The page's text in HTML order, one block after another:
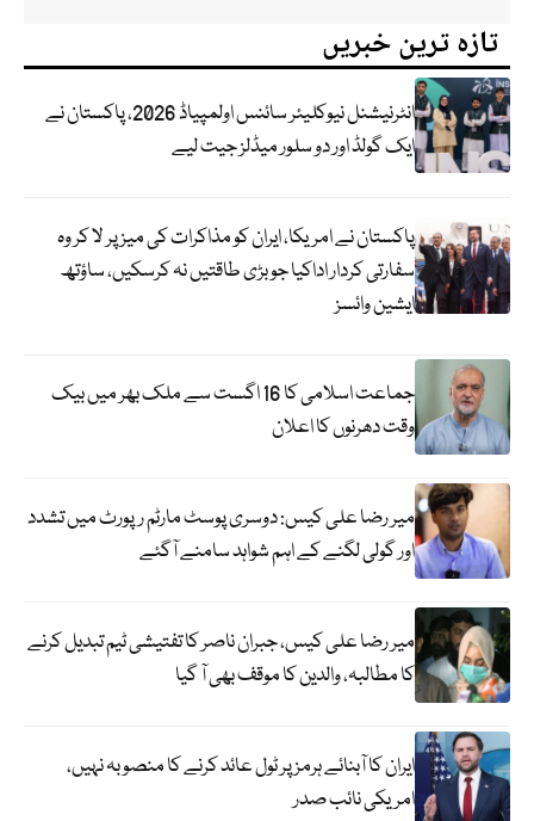
تازہ ترین خبریں
انٹرنیشنل نیوکلیئر سائنس اولمپیاڈ 2026، پاکستان نے
ایک گولڈ اور دو سلور میڈلز جیت لیے
پاکستان نے امریکا، ایران کو مذاکرات کی میز پر لا کر وہ
سفارتی کردار اداکیا جو بڑی طاقتیں نہ کرسکیں، ساؤتھ
ایشین وائسز
جماعت اسلامی کا 16 اگست سے ملک بھر میں بیک
وقت دھرنوں کا اعلان
میر رضا علی کیس: دوسری پوسٹ مارٹم رپورٹ میں تشدد
اور گولی لگنے کے اہم شواہد سامنے آگئے
میر رضا علی کیس، جبران ناصر کا تفتیشی ٹیم تبدیل کرنے
کا مطالبہ، والدین کا موقف بھی آ گیا
ایران کا آبنائے ہرمز پر ٹول عائد کرنے کا منصوبہ نہیں،
امریکی نائب صدر